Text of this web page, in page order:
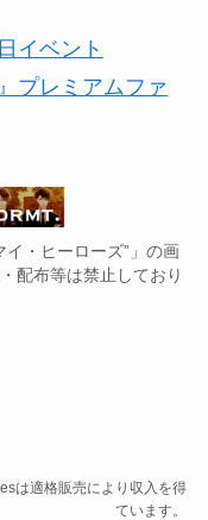
イベント
プレミアムファ
・ヒーローズ”」の画
配布等は禁止しており
は適格販売により収入を得
ています。